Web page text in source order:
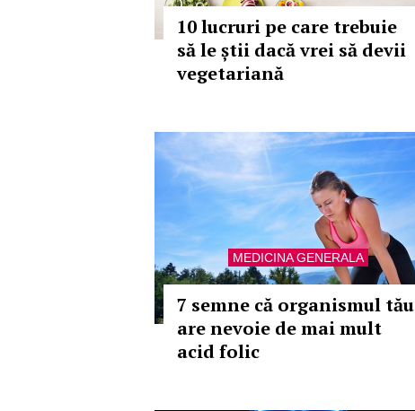
10 lucruri pe care trebuie
să le știi dacă vrei să devii
vegetariană
MEDICINA GENERALA
7 semne că organismul tău
are nevoie de mai mult
acid folic